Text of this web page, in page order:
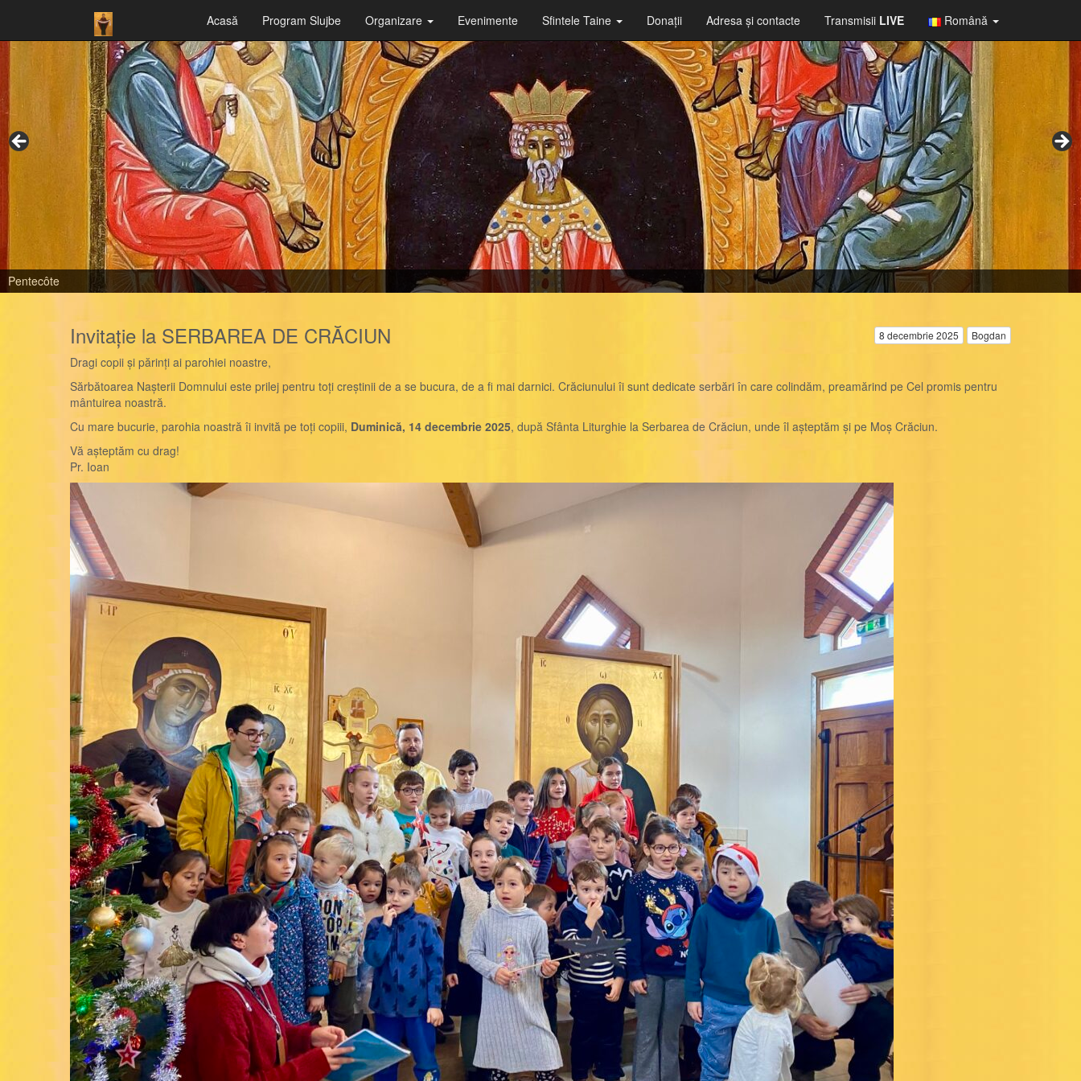
Acasă Program Slujbe Organizare Evenimente Sfintele Taine Donații Adresa şi contacte Transmisii LIVE Română
Pentecôte
8 decembrie 2025 Bogdan
Invitație la SERBAREA DE CRĂCIUN
Dragi copii și părinți ai parohiei noastre,
Sărbătoarea Nașterii Domnului este prilej pentru toți creștinii de a se bucura, de a fi mai darnici. Crăciunului îi sunt dedicate serbări în care colindăm, preamărind pe Cel promis pentru
mântuirea noastră.
Cu mare bucurie, parohia noastră îi invită pe toți copiii, Duminică, 14 decembrie 2025, după Sfânta Liturghie la Serbarea de Crăciun, unde îl așteptăm și pe Moș Crăciun.
Vă așteptăm cu drag!
Pr. Ioan